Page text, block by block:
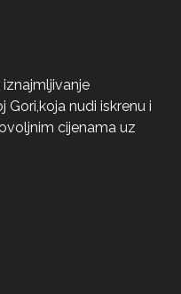
nudi iskrenu i
cijenama uz